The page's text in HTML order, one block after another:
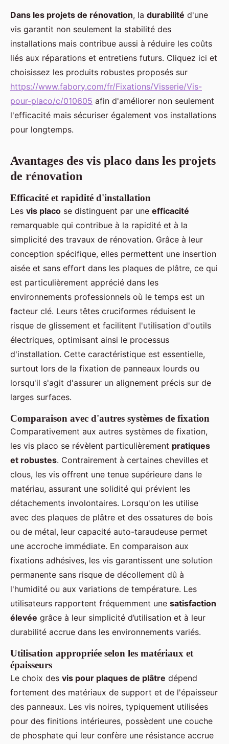
Dans les projets de rénovation, la durabilité d'une
vis garantit non seulement la stabilité des
installations mais contribue aussi à réduire les coûts
liés aux réparations et entretiens futurs. Cliquez ici et
choisissez les produits robustes proposés sur
https://www.fabory.com/fr/Fixations/Visserie/Vis-
pour-placo/c/010605 afin d'améliorer non seulement
l'efficacité mais sécuriser également vos installations
pour longtemps.
Avantages des vis placo dans les projets
de rénovation
Efficacité et rapidité d'installation
Les vis placo se distinguent par une efficacité
remarquable qui contribue à la rapidité et à la
simplicité des travaux de rénovation. Grâce à leur
conception spécifique, elles permettent une insertion
aisée et sans effort dans les plaques de plâtre, ce qui
est particulièrement apprécié dans les
environnements professionnels où le temps est un
facteur clé. Leurs têtes cruciformes réduisent le
risque de glissement et facilitent l'utilisation d'outils
électriques, optimisant ainsi le processus
d'installation. Cette caractéristique est essentielle,
surtout lors de la fixation de panneaux lourds ou
lorsqu'il s'agit d'assurer un alignement précis sur de
larges surfaces.
Comparaison avec d'autres systèmes de fixation
Comparativement aux autres systèmes de fixation,
les vis placo se révèlent particulièrement pratiques
et robustes. Contrairement à certaines chevilles et
clous, les vis offrent une tenue supérieure dans le
matériau, assurant une solidité qui prévient les
détachements involontaires. Lorsqu'on les utilise
avec des plaques de plâtre et des ossatures de bois
ou de métal, leur capacité auto-taraudeuse permet
une accroche immédiate. En comparaison aux
fixations adhésives, les vis garantissent une solution
permanente sans risque de décollement dû à
l'humidité ou aux variations de température. Les
utilisateurs rapportent fréquemment une satisfaction
élevée grâce à leur simplicité d’utilisation et à leur
durabilité accrue dans les environnements variés.
Utilisation appropriée selon les matériaux et
épaisseurs
Le choix des vis pour plaques de plâtre dépend
fortement des matériaux de support et de l'épaisseur
des panneaux. Les vis noires, typiquement utilisées
pour des finitions intérieures, possèdent une couche
de phosphate qui leur confère une résistance accrue